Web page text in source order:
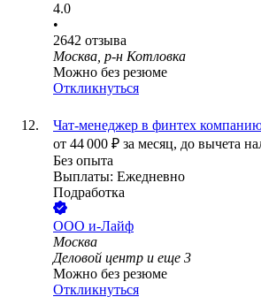
4.0
•
2642 отзыва
Москва, р-н Котловка
Можно без резюме
Откликнуться
Чат-менеджер в финтех
от 44 000 ₽ за месяц, до вычета
Без опыта
Выплаты: Ежедневно
Подработка
ООО и-Лайф
Москва
Деловой центр и еще 3
Можно без резюме
Откликнуться